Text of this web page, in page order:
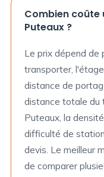
Combien coûte
Puteaux ?
Le prix dépend de
transporter,
distance de
distance totale du
Puteaux, la
difficulté de
devis. Le meilleur
de comparer